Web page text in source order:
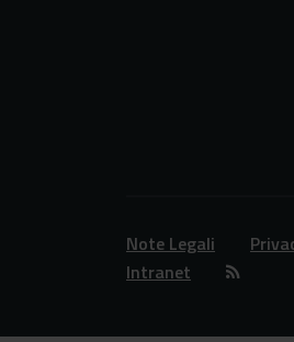
Note Legali
Intranet